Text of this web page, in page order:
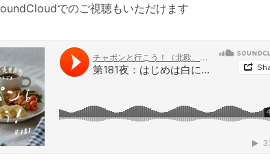
でのご視聴もいただけます